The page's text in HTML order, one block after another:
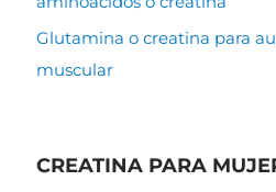
Glutamina o creatina para
muscular
CREATINA PARA